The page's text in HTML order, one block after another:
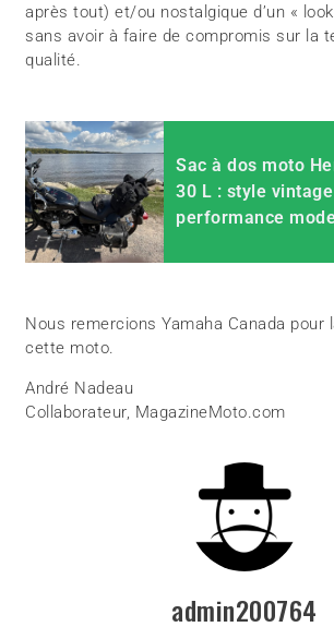
après tout) et/ou nostalgique d’un «
sans avoir à faire de compromis sur la
qualité.
Sac à dos moto
30 L : style
performance
Nous remercions Yamaha Canada pour
cette moto.
André Nadeau
Collaborateur, MagazineMoto.com
admin200764